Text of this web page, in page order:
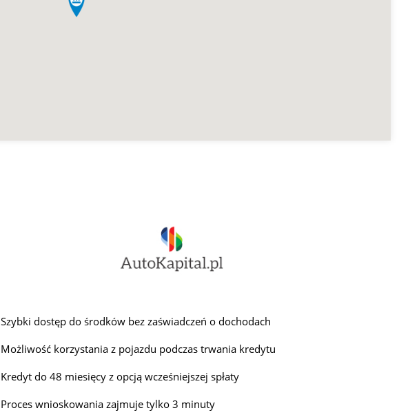
Szybki dostęp do środków bez zaświadczeń o dochodach
Możliwość korzystania z pojazdu podczas trwania kredytu
Kredyt do 48 miesięcy z opcją wcześniejszej spłaty
Proces wnioskowania zajmuje tylko 3 minuty